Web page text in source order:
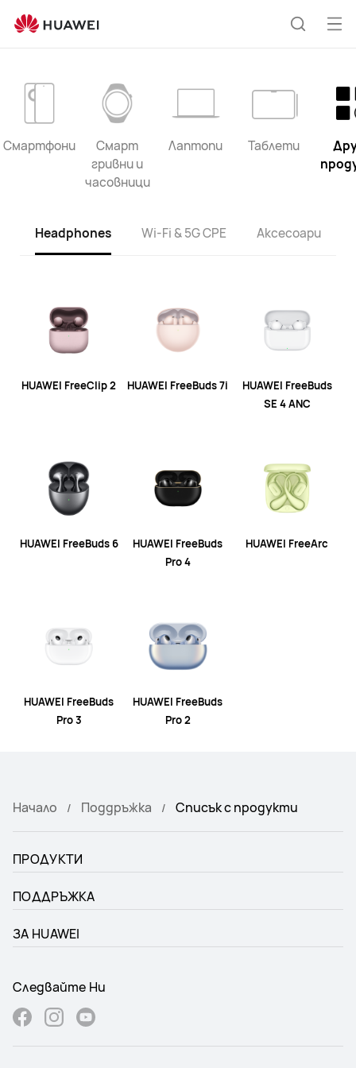
Смартфони
Смарт
гривни и
часовници
Лаптопи Таблети
Headphones Wi-Fi & 5G CPE Аксесоари
HUAWEI FreeClip 2 HUAWEI FreeBuds 7i
HUAWEI FreeBuds
SE 4 ANC
HUAWEI FreeBuds 6
HUAWEI FreeBuds
Pro 4
HUAWEI FreeArc
HUAWEI FreeBuds
Pro 3
HUAWEI FreeBuds
Pro 2
Начало Поддръжка Списък с продукти
ПРОДУКТИ
ПОДДРЪЖКА
ЗА HUAWEI
Следвайте Ни